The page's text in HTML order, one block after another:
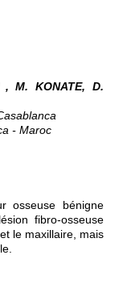
, M. KONATE, D.
- Maroc
osseuse bénigne
fibro-osseuse
le maxillaire, mais